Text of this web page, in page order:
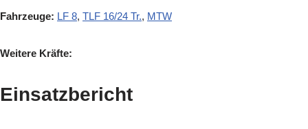
Fahrzeuge: LF 8, TLF 16/24 Tr., MTW
Weitere Kräfte:
Einsatzbericht